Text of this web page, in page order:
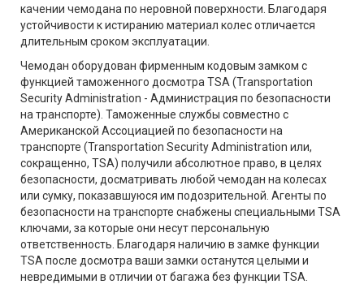
качении чемодана по неровной поверхности. Благодаря
устойчивости к истиранию материал колес отличается
длительным сроком эксплуатации.
Чемодан оборудован фирменным кодовым замком с
функцией таможенного досмотра TSA (Transportation
Security Administration - Администрация по безопасности
на транспорте). Таможенные службы совместно с
Американской Ассоциацией по безопасности на
транспорте (Transportation Security Administration или,
сокращенно, TSA) получили абсолютное право, в целях
безопасности, досматривать любой чемодан на колесах
или сумку, показавшуюся им подозрительной. Агенты по
безопасности на транспорте снабжены специальными TSA
ключами, за которые они несут персональную
ответственность. Благодаря наличию в замке функции
TSA после досмотра ваши замки останутся целыми и
невредимыми в отличии от багажа без функции TSA.